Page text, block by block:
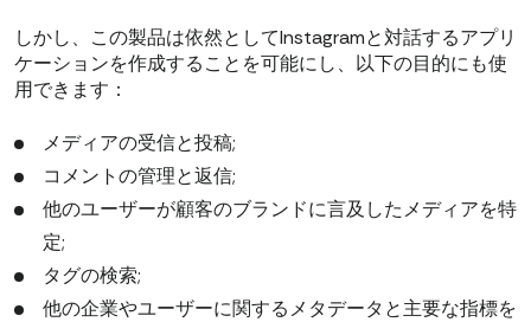
しかし、この製品は依然としてInstagramと対話するアプリ
ケーションを作成することを可能にし、以下の目的にも使
用できます：
メディアの受信と投稿;
コメントの管理と返信;
他のユーザーが顧客のブランドに言及したメディアを特
定;
タグの検索;
他の企業やユーザーに関するメタデータと主要な指標を